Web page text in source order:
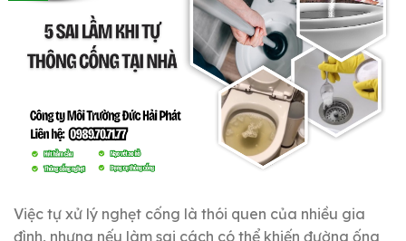
Việc tự xử lý nghẹt cống là thói quen của nhiều gia
đình, nhưng nếu làm sai cách có thể khiến đường ống